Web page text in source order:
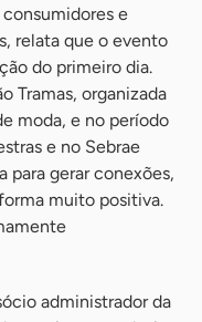
e
relata que o evento
do primeiro dia.
Tramas, organizada
moda, e no período
e no Sebrae
para gerar conexões,
muito positiva.
administrador da